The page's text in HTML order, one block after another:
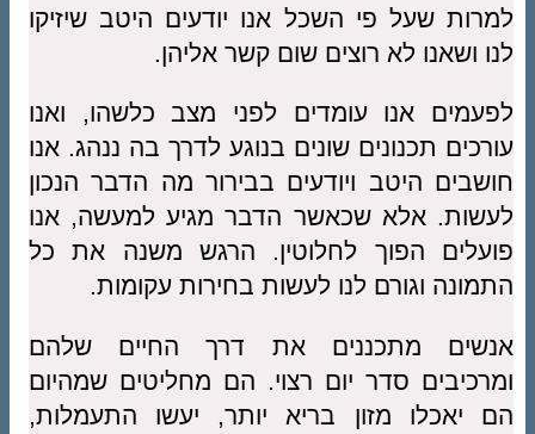
למרות שעל פי השכל אנו יודעים היטב שיזיקו
לנו ושאנו לא רוצים שום קשר אליהן.
לפעמים אנו עומדים לפני מצב כלשהו, ואנו
עורכים תכנונים שונים בנוגע לדרך בה ננהג. אנו
חושבים היטב ויודעים בבירור מה הדבר הנכון
לעשות. אלא שכאשר הדבר מגיע למעשה, אנו
פועלים הפוך לחלוטין. הרגש משנה את כל
התמונה וגורם לנו לעשות בחירות עקומות.
אנשים מתכננים את דרך החיים שלהם
ומרכיבים סדר יום רצוי. הם מחליטים שמהיום
הם יאכלו מזון בריא יותר, יעשו התעמלות,